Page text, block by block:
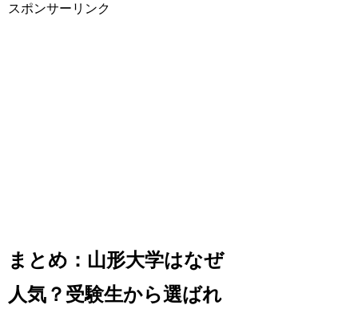
スポンサーリンク
まとめ：山形大学はなぜ
人気？受験生から選ばれ